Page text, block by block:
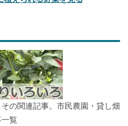
その関連記事。市民農園・貸し畑
覧